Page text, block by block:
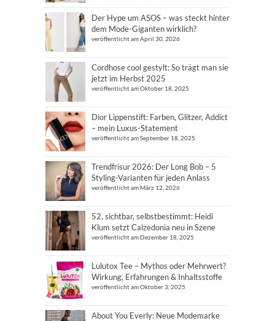
Der Hype um ASOS – was steckt hinter
dem Mode-Giganten wirklich?
veröffentlicht am April 30, 2026
Cordhose cool gestylt: So trägt man sie
jetzt im Herbst 2025
veröffentlicht am Oktober 18, 2025
Dior Lippenstift: Farben, Glitzer, Addict
– mein Luxus-Statement
veröffentlicht am September 18, 2025
Trendfrisur 2026: Der Long Bob – 5
Styling-Varianten für jeden Anlass
veröffentlicht am März 12, 2026
52, sichtbar, selbstbestimmt: Heidi
Klum setzt Calzedonia neu in Szene
veröffentlicht am Dezember 18, 2025
Lulutox Tee – Mythos oder Mehrwert?
Wirkung, Erfahrungen & Inhaltsstoffe
veröffentlicht am Oktober 3, 2025
About You Everly: Neue Modemarke